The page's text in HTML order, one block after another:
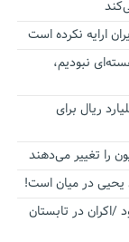
ارایه نکرده است
نبودیم،
به دریافت صورت های مالی به ۱۰۰ میلیارد ریال برای
را تغییر می‌دهند
یحیی در میان است!
/اکران در تابستان